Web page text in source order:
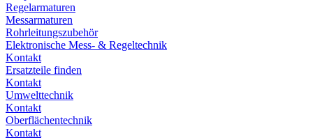
Regelarmaturen
Messarmaturen
Rohrleitungszubehör
Elektronische Mess- & Regeltechnik
Kontakt
Ersatzteile finden
Kontakt
Umwelttechnik
Kontakt
Oberflächentechnik
Kontakt